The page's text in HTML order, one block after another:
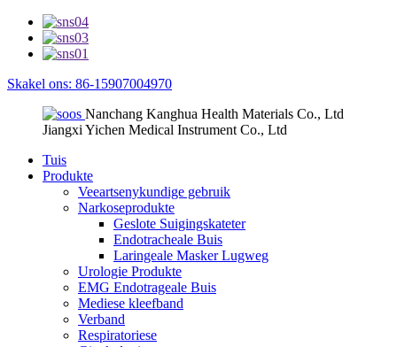
Skakel ons: 86-15907004970
Nanchang Kanghua Health Materials Co., Ltd
Jiangxi Yichen Medical Instrument Co., Ltd
Tuis
Produkte
Veeartsenykundige gebruik
Narkoseprodukte
Geslote Suigingskateter
Endotracheale Buis
Laringeale Masker Lugweg
Urologie Produkte
EMG Endotrageale Buis
Mediese kleefband
Verband
Respiratoriese